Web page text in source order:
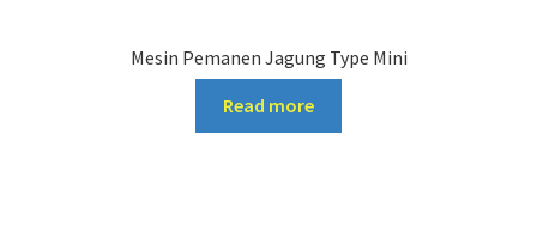
Mesin Pemanen Jagung Type Mini
Read more